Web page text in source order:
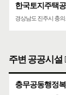
한국토지주택
경상남도 진주시 충
주변 공공시설
충무공동행정